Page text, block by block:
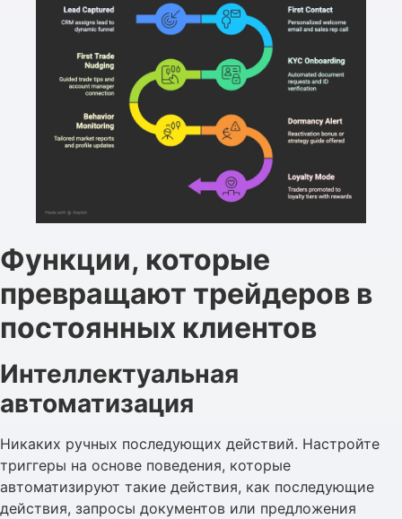
Функции, которые
превращают трейдеров в
постоянных клиентов
Интеллектуальная
автоматизация
Никаких ручных последующих действий. Настройте
триггеры на основе поведения, которые
автоматизируют такие действия, как последующие
действия, запросы документов или предложения